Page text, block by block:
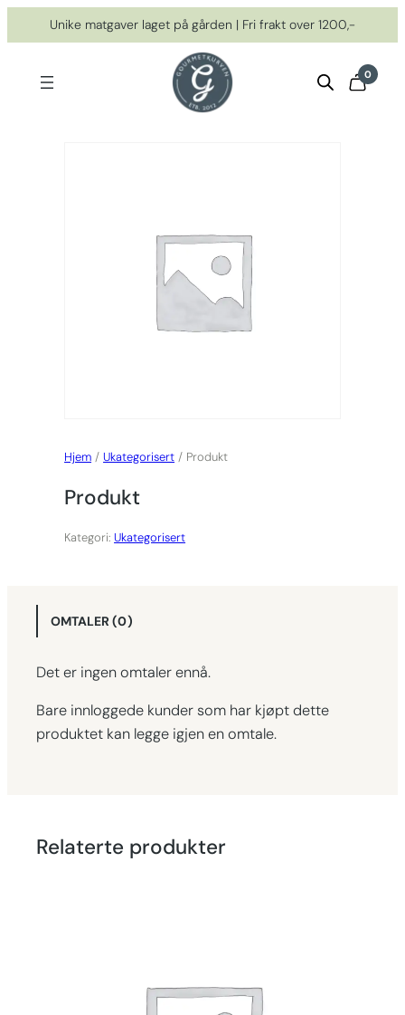
til
Unike matgaver laget på gården | Fri frakt over 1200,-
0
Hjem /Ukategorisert / Produkt
Produkt
Kategori:Ukategorisert
OMTALER (0)
Det er ingen omtaler ennå.
Bare innloggede kunder som har kjøpt dette
produktet kan legge igjen en omtale.
Relaterte produkter